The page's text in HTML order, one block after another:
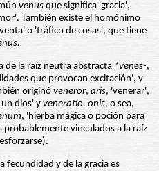
venus que significa 'gracia',
También existe el homónimo
o 'tráfico de cosas', que tiene
de la raíz neutra abstracta *venes-,
que provocan excitación', y
originó veneror, aris, 'venerar',
dios' y veneratio, onis, o sea,
, 'hierba mágica o poción para
probablemente vinculados a la raíz
fecundidad y de la gracia es